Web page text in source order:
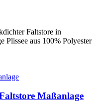
Faltstore in
Plissee aus 100% Polyester
Maßanlage